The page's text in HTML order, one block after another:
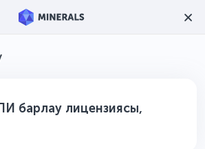
барлау лицензиясы,